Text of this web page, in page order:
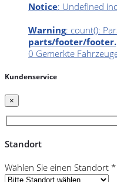
Notice: Undefined
Warning: count():
parts/footer/
0 Gemerkte
Kundenservice
×
Standort
Wählen Sie einen Standort *